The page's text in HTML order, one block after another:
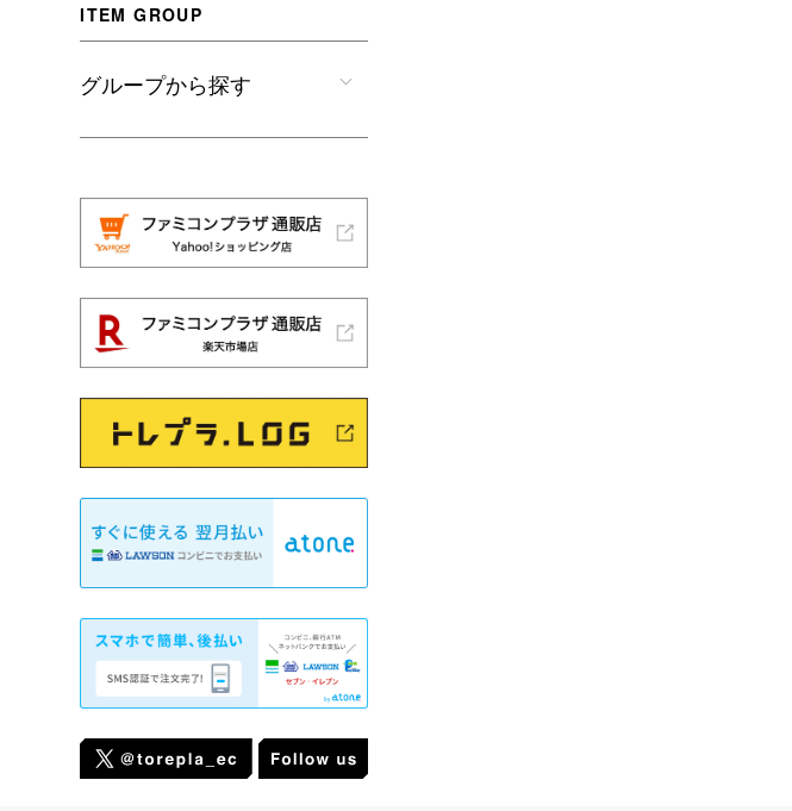
ITEM GROUP
グループから探す